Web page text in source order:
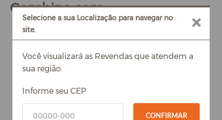
Combina com
Você visualizará as Revendas que atendem a
sua região.
Informe seu CEP
CONFIRMAR
Selecione a sua Localização para navegar no
site.